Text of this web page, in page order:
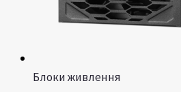
Блоки живлення